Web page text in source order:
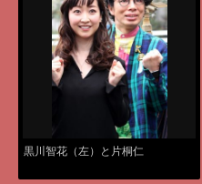
黒川智花（左）と片桐仁